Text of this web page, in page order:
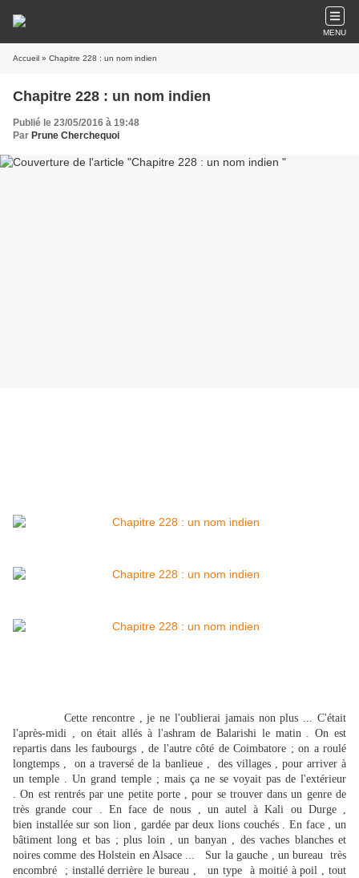
MENU
Accueil » Chapitre 228 : un nom indien
Chapitre 228 : un nom indien
Publié le 23/05/2016 à 19:48
Par Prune Cherchequoi
Cette rencontre , je ne l'oublierai jamais non plus ... C'était
l'après-midi , on était allés à l'ashram de Balarishi le matin . On est
repartis dans les faubourgs , de l'autre côté de Coimbatore ; on a roulé
longtemps , on a traversé de la banlieue , des villages , pour arriver à
un temple . Un grand temple ; mais ça ne se voyait pas de l'extérieur
. On est rentrés par une petite porte , pour se trouver dans un genre de
très grande cour . En face de nous , un autel à Kali ou Durge ,
bien installée sur son lion , gardée par deux lions couchés . En face , un
bâtiment long et bas ; plus loin , un banyan , des vaches blanches et
noires comme des Holstein en Alsace ... Sur la gauche , un bureau très
encombré ; installé derrière le bureau , un type à moitié à poil , tout